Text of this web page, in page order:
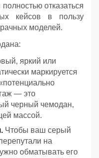
отказаться
кейсов в пользу
моделей.
яркий или
маркируется
— это
черный чемодан,
массой.
Чтобы ваш серый
на
обматывать его